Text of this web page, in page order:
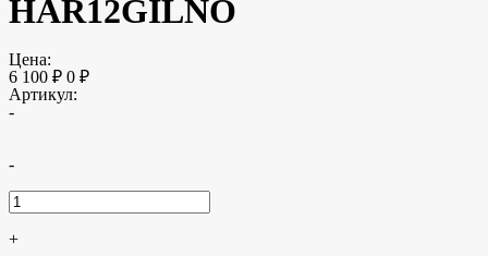
HAR12GILNO
Цена:
6 100 ₽ 0 ₽
Артикул:
-
-
+